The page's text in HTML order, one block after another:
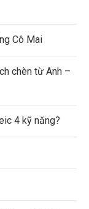
Cô Mai
chèn từ Anh –
4 kỹ năng?